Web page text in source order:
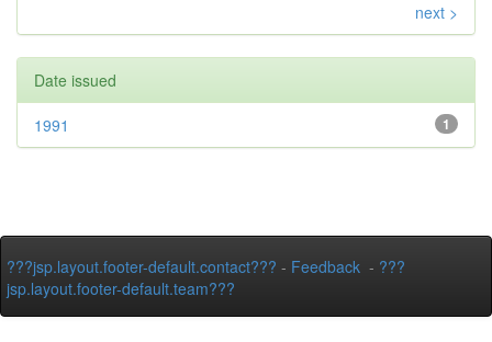
next >
Date issued
1
1991
???jsp.layout.footer-default.contact??? - Feedback - ???
jsp.layout.footer-default.team???